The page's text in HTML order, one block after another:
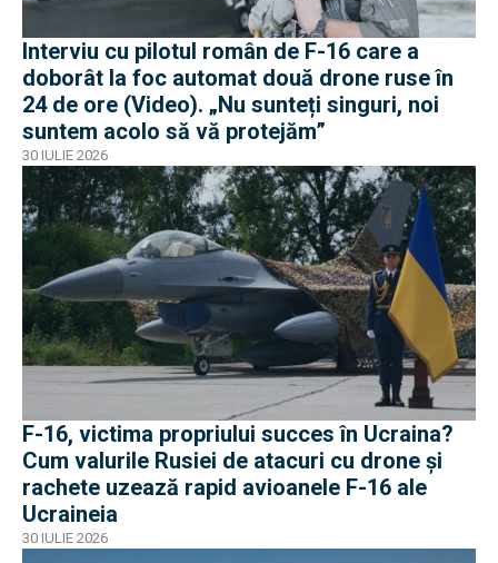
Interviu cu pilotul român de F-16 care a
doborât la foc automat două drone ruse în
24 de ore (Video). „Nu sunteți singuri, noi
suntem acolo să vă protejăm”
30 IULIE 2026
F-16, victima propriului succes în Ucraina?
Cum valurile Rusiei de atacuri cu drone și
rachete uzează rapid avioanele F-16 ale
Ucraineia
30 IULIE 2026